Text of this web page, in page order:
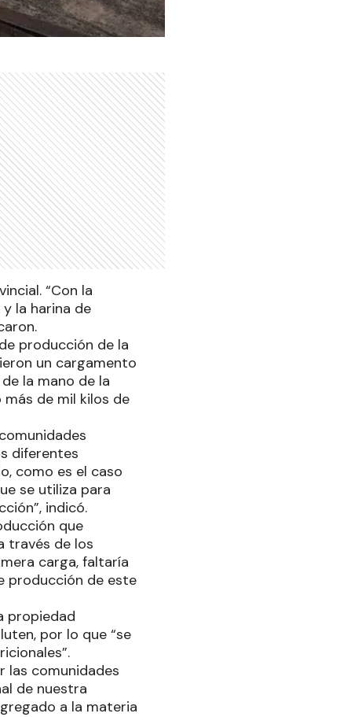
“Con la
la harina de
producción de la
un cargamento
la mano de la
de mil kilos de
diferentes
como es el caso
se utiliza para
indicó.
que
través de los
carga, faltaría
producción de este
propiedad
por lo que “se
las comunidades
de nuestra
a la materia